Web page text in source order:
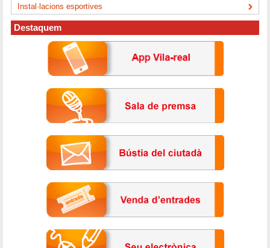
Instal·lacions esportives
Destaquem